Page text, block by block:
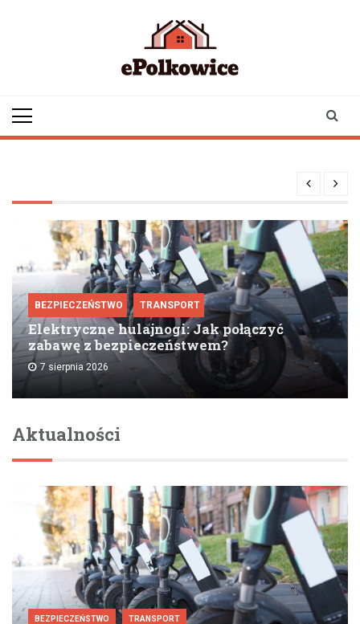
BEZPIECZEŃSTWO TRANSPORT
Elektryczne hulajnogi: Jak połączyć
zabawę z bezpieczeństwem?
7 sierpnia 2026
Aktualności
BEZPIECZEŃSTWO TRANSPORT